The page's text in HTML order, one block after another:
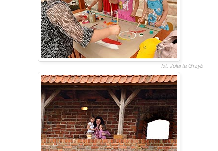
fot. Jolanta Grzyb